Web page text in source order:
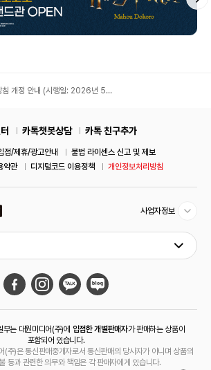
침 개정 안내 (시행일: 2026년 5월
카톡챗봇상담 카톡 친구추가
점/제휴/광고안내
불법 라이센스 신고 및 제보
약관 디지털코드 이용정책 개인정보처리방침
사업자정보
는 대원미디어(주)에 입점한 개별판매자가 판매하는 상품이
포함되어 있습니다.
(주)은 통신판매중개자로서 통신판매의 당사자가 아니며 상품의
등과 관련한 의무와 책임은 각 판매자에게 있습니다.